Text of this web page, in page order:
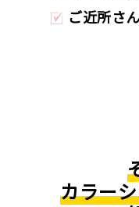
ご近所さ
カラー